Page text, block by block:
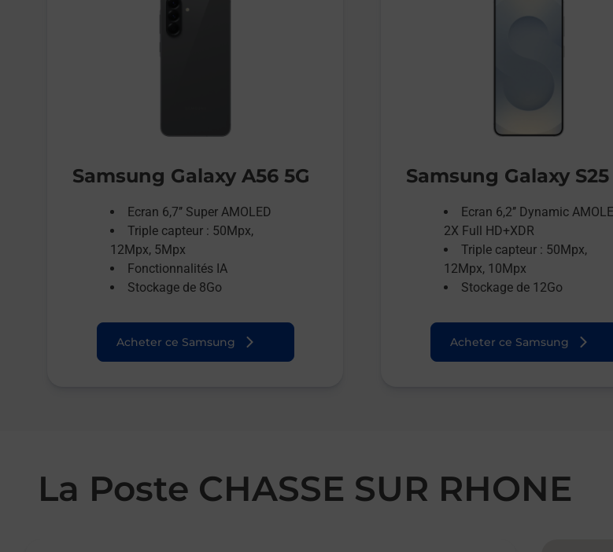
Samsung Galaxy A56 5G
Ecran 6,7’’ Super AMOLED
Triple capteur : 50Mpx,
12Mpx, 5Mpx
Fonctionnalités IA
Stockage de 8Go
Acheter ce Samsung
Samsung Galaxy S25
Ecran 6,2’’ Dynamic
2X Full HD+XDR
Triple capteur : 50Mpx,
12Mpx, 10Mpx
Stockage de 12Go
Acheter ce Samsung
La Poste CHASSE SUR RHONE